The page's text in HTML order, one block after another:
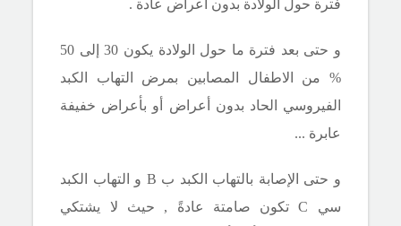
فترة حول الولادة بدون أعراض عادة .
و حتى بعد فترة ما حول الولادة
يكون 30 إلى 50
% من الاطفال المصابين بمرض التهاب الكبد
الفيروسي الحاد بدون أعراض أو بأعراض خفيفة
عابرة ...
و حتى الإصابة بالتهاب الكبد ب B و التهاب الكبد
سي C
تكون صامتة عادةً , حيث لا يشتكي